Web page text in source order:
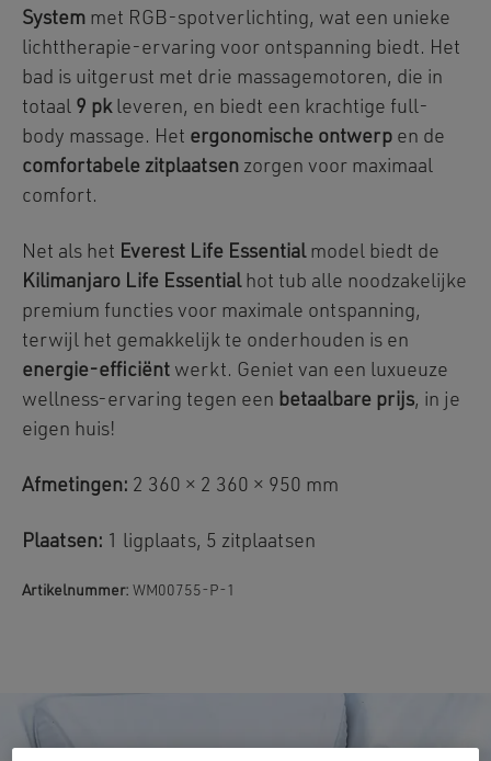
System met RGB-spotverlichting, wat een unieke
lichttherapie-ervaring voor ontspanning biedt. Het
bad is uitgerust met drie massagemotoren, die in
totaal 9 pkleveren, en biedt een krachtige full-
body massage. Het ergonomische ontwerp en de
comfortabele zitplaatsen zorgen voor maximaal
comfort.
Net als het Everest Life Essentialmodel biedt de
Kilimanjaro Life Essentialhot tub alle noodzakelijke
premium functies voor maximale ontspanning,
terwijl het gemakkelijk te onderhouden is en
energie-efficiënt werkt. Geniet van een luxueuze
wellness-ervaring tegen een betaalbare prijs, in je
eigen huis!
Afmetingen: 2 360 × 2 360 × 950 mm
Plaatsen: 1 ligplaats, 5 zitplaatsen
Artikelnummer: WM00755-P-1